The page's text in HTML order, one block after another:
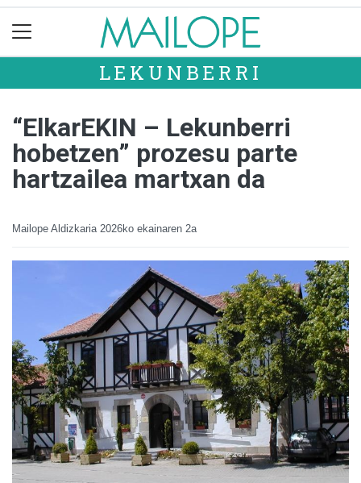
LEKUNBERRI
“ElkarEKIN – Lekunberri
hobetzen” prozesu parte
hartzailea martxan da
Mailope Aldizkaria 2026ko ekainaren 2a